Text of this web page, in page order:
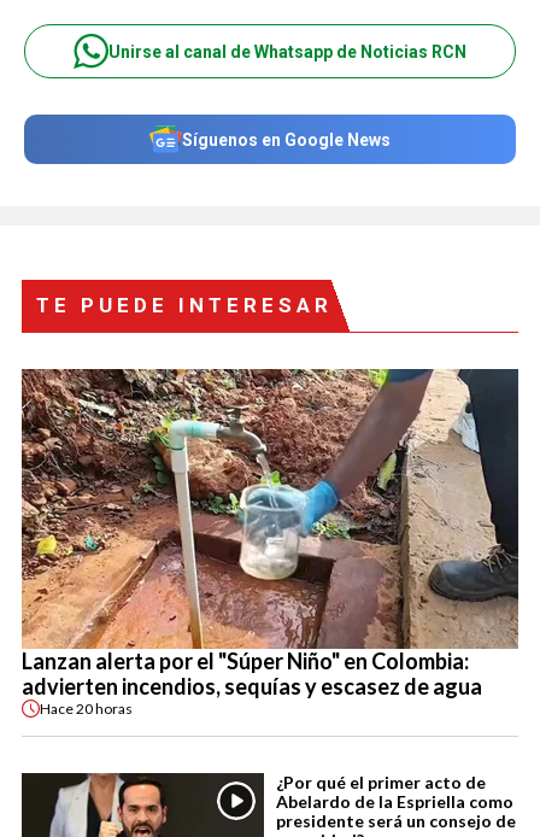
Unirse al canal de Whatsapp de Noticias RCN
Síguenos en Google News
TE PUEDE INTERESAR
Lanzan alerta por el "Súper Niño" en Colombia:
advierten incendios, sequías y escasez de agua
Hace20 horas
¿Por qué el primer acto de
Abelardo de la Espriella como
presidente será un consejo de